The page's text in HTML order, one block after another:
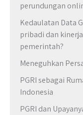
perundungan
Kedaulatan Data
pribadi dan
pemerintah?
Meneguhkan
PGRI sebagai
Indonesia
PGRI dan